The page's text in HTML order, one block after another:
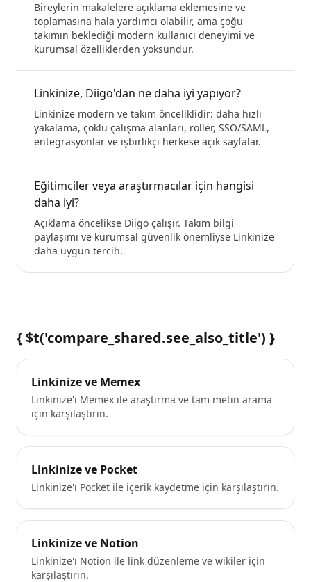
Bireylerin makalelere açıklama eklemesine ve
toplamasına hala yardımcı olabilir, ama çoğu
takımın beklediği modern kullanıcı deneyimi ve
kurumsal özelliklerden yoksundur.
Linkinize, Diigo'dan ne daha iyi yapıyor?
Linkinize modern ve takım önceliklidir: daha hızlı
yakalama, çoklu çalışma alanları, roller, SSO/SAML,
entegrasyonlar ve işbirlikçi herkese açık sayfalar.
Eğitimciler veya araştırmacılar için hangisi
daha iyi?
Açıklama öncelikse Diigo çalışır. Takım bilgi
paylaşımı ve kurumsal güvenlik önemliyse Linkinize
daha uygun tercih.
{ $t('compare_shared.see_also_title') }
Linkinize ve Memex
Linkinize'ı Memex ile araştırma ve tam metin arama
için karşılaştırın.
Linkinize ve Pocket
Linkinize'ı Pocket ile içerik kaydetme için karşılaştırın.
Linkinize ve Notion
Linkinize'ı Notion ile link düzenleme ve wikiler için
karşılaştırın.